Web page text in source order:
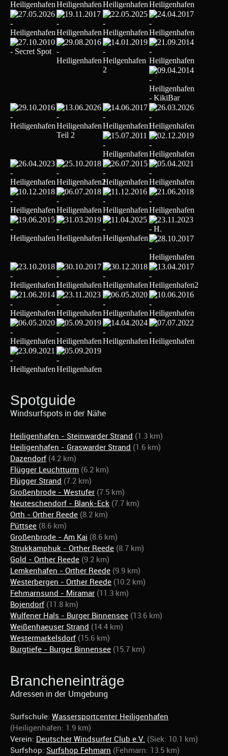
Spotguide
Windsurfspots in der Nähe
Heiligenhafen - Steinwarder Strand (1.3 km)
Heiligenhafen - Graswarder Strand (1.6 km)
Dazendorf (4.2 km)
Flügger Leuchtturm (6.2 km)
Flügger Strand (7.2 km)
Großenbrode - Westufer (7.5 km)
Neuteschendorf - Blank-Eck (7.7 km)
Orth - Orther Reede (8.2 km)
Püttsee (8.6 km)
Großenbrode - Am Kai (8.6 km)
Strukkamphuk - Orther Reede (8.7 km)
Gold - Orther Reede (9.2 km)
Lemkenhafen - Orther Reede (9.9 km)
Westerbergen - Orther Reede (10.2 km)
Fehmarnsund - Miramar (11.3 km)
Bojendorf (11.8 km)
Wulfener Hals - Burger Binnensee (13.6 km)
Weißenhaeuser Strand (14.4 km)
Westermarkelsdorf (15.6 km)
Burgtiefe - Burger Binnensee (15.7 km)
Brancheneinträge
Adressen in der Umgebung
Surfschule: Wassersportcenter Heiligenhafen
(Heiligenhafen: 1.9 km)
Verein: Deutscher Windsurfer Club e.V. (Siek: 10.1 km)
Surfshop: Surfshop Fehmarn (Fehmarn: 13.5 km)